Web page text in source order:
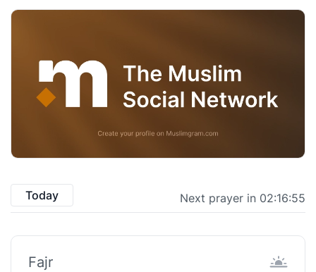
Today Next prayer in 02:16:54
Fajr